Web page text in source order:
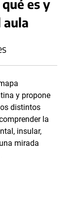
es y
aula
y propone
distintos
la
insular,
mirada